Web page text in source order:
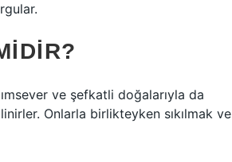
ve şefkatli doğalarıyla da
Onlarla birlikteyken sıkılmak ve